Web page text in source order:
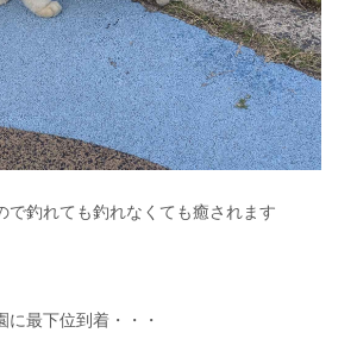
で釣れても釣れなくても癒されます
に最下位到着・・・